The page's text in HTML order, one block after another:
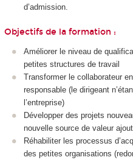
d’admission.
Objectifs de la formation :
Améliorer le niveau de
petites structures de travail
Transformer le collaborateur
responsable (le dirigeant
l’entreprise)
Développer des projets
nouvelle source de valeur
Réhabiliter les processus
des petites organisations